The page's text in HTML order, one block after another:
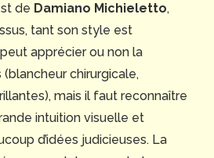
de Damiano Michieletto,
tant son style est
apprécier ou non la
chirurgicale,
mais il faut reconnaître
intuition visuelle et
d’idées judicieuses. La